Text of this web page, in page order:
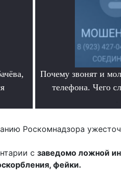
Почему звонят и
телефона. Чего
Роскомнадзора
с заведомо ложной
фейки.